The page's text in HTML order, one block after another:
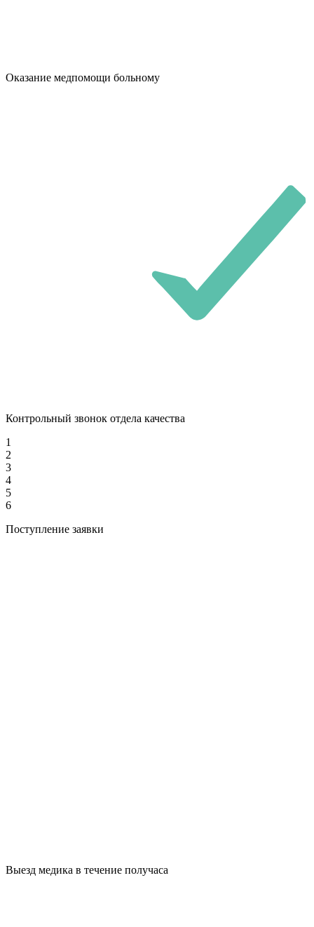
Оказание медпомощи больному
Контрольный звонок отдела качества
1
2
3
4
5
6
Поступление заявки
Выезд медика в течение получаса